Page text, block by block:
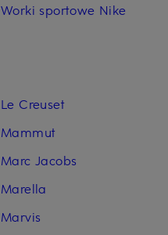
Worki sportowe Nike
Le Creuset
Mammut
Marc Jacobs
Marella
Marvis